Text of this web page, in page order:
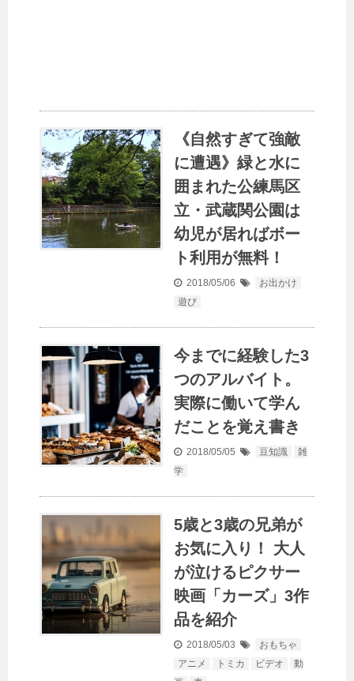
《自然すぎて強敵
に遭遇》緑と水に
囲まれた公練馬区
立・武蔵関公園は
幼児が居ればボー
ト利用が無料！
2018/05/06
お出かけ
遊び
今までに経験した3
つのアルバイト。
実際に働いて学ん
だことを覚え書き
2018/05/05 豆知識
雑
学
5歳と3歳の兄弟が
お気に入り！ 大人
が泣けるピクサー
映画「カーズ」3作
品を紹介
2018/05/03
おもちゃ
アニメ
トミカ ビデオ
動